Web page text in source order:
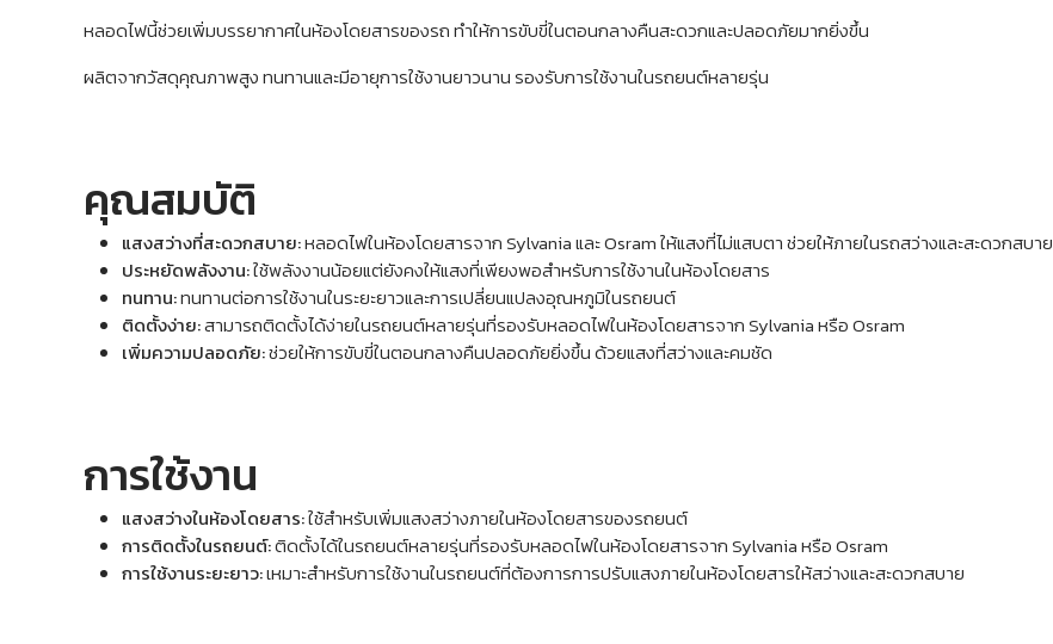
หลอดไฟนี้ช่วยเพิ่มบรรยากาศในห้องโดยสารของรถ ทำให้การขับขี่ในตอนกลางคืนสะดวกและปลอดภัยมากยิ่งขึ้น
ผลิตจากวัสดุคุณภาพสูง ทนทานและมีอายุการใช้งานยาวนาน รองรับการใช้งานในรถยนต์หลายรุ่น
คุณสมบัติ
แสงสว่างที่สะดวกสบาย:หลอดไฟในห้องโดยสารจาก Sylvania และ Osram ให้แสงที่ไม่แสบตา ช่วยให้ภายในรถสว่างและสะดวกสบาย
ประหยัดพลังงาน:ใช้พลังงานน้อยแต่ยังคงให้แสงที่เพียงพอสำหรับการใช้งานในห้องโดยสาร
ทนทาน:ทนทานต่อการใช้งานในระยะยาวและการเปลี่ยนแปลงอุณหภูมิในรถยนต์
ติดตั้งง่าย:สามารถติดตั้งได้ง่ายในรถยนต์หลายรุ่นที่รองรับหลอดไฟในห้องโดยสารจาก Sylvania หรือ Osram
เพิ่มความปลอดภัย:ช่วยให้การขับขี่ในตอนกลางคืนปลอดภัยยิ่งขึ้น ด้วยแสงที่สว่างและคมชัด
การใช้งาน
แสงสว่างในห้องโดยสาร:ใช้สำหรับเพิ่มแสงสว่างภายในห้องโดยสารของรถยนต์
การติดตั้งในรถยนต์:ติดตั้งได้ในรถยนต์หลายรุ่นที่รองรับหลอดไฟในห้องโดยสารจาก Sylvania หรือ Osram
การใช้งานระยะยาว:เหมาะสำหรับการใช้งานในรถยนต์ที่ต้องการการปรับแสงภายในห้องโดยสารให้สว่างและสะดวกสบาย